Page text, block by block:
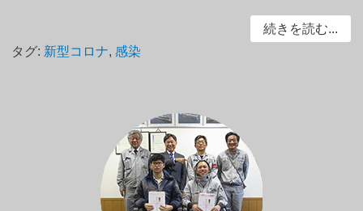
続きを読む...
タグ: 新型コロナ,感染